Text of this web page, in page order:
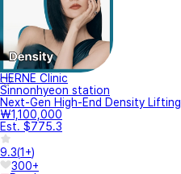
HERNE Clinic
Sinnonhyeon station
Next-Gen High-End Density Lifting
₩1,100,000
Est. $775.3
9.3(1+)
300+